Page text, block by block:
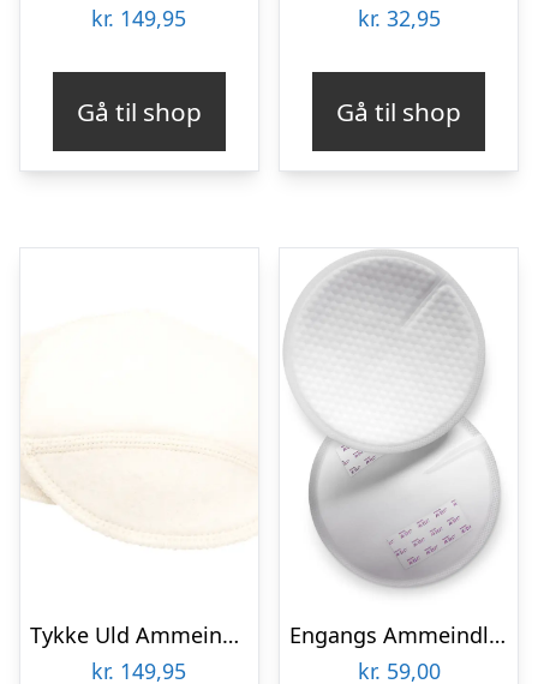
kr. 149,95
Gå til shop
kr. 32,95
Gå til shop
Tykke Uld Ammeindlæg – Natur – L
kr. 149,95
Engangs Ammeindlæg – 24 styk
kr. 59,00